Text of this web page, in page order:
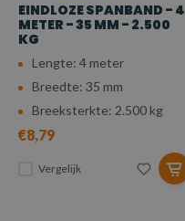
EINDLOZE SPANBAND - 4
METER - 35 MM - 2.500
KG
Lengte: 4 meter
Breedte: 35 mm
Breeksterkte: 2.500 kg
€8,79
Vergelijk